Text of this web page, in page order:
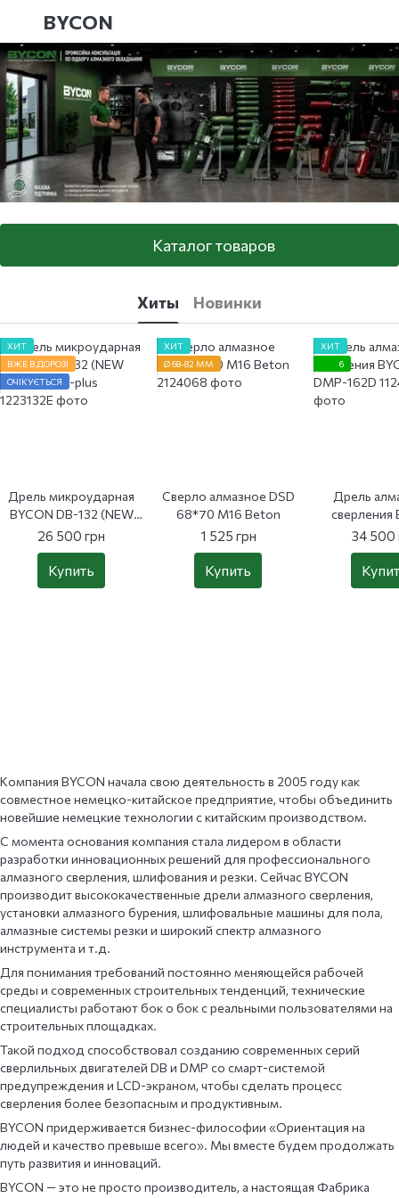
BYCON
Каталог товаров
Хиты Новинки
ХИТ
ВЖЕ В ДОРОЗІ
ОЧІКУЄТЬСЯ
Дрель микроударная
BYCON DB-132 (NEW
VERSION) E-plus
26 500 грн
Купить
ХИТ
Ø 68-82 ММ
Сверло алмазное DSD
68*70 M16 Beton
1 525 грн
Купить
ХИТ
6
Дрель
сверления
DMP-
34 500
Компания BYCON начала свою деятельность в 2005 году как
совместное немецко-китайское предприятие, чтобы объединить
новейшие немецкие технологии с китайским производством.
С момента основания компания стала лидером в области
разработки инновационных решений для профессионального
алмазного сверления, шлифования и резки. Сейчас BYCON
производит высококачественные дрели алмазного сверления,
установки алмазного бурения, шлифовальные машины для пола,
алмазные системы резки и широкий спектр алмазного
инструмента и т.д.
Для понимания требований постоянно меняющейся рабочей
среды и современных строительных тенденций, технические
специалисты работают бок о бок с реальными пользователями на
строительных площадках.
Такой подход способствовал созданию современных серий
сверлильных двигателей DB и DMP со смарт-системой
предупреждения и LCD-экраном, чтобы сделать процесс
сверления более безопасным и продуктивным.
BYCON придерживается бизнес-философии «Ориентация на
людей и качество превыше всего». Мы вместе будем продолжать
путь развития и инноваций.
BYCON — это не просто производитель, а настоящая Фабрика